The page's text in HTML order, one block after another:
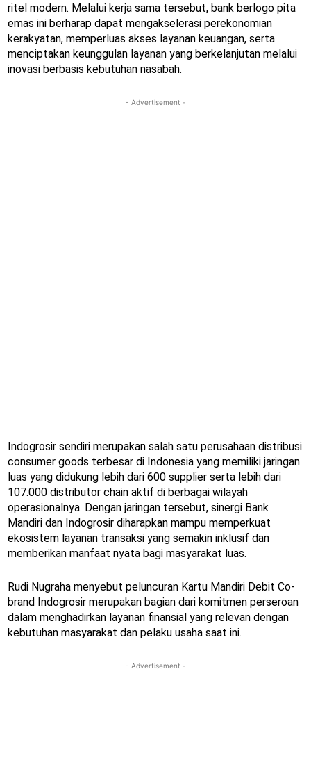
ritel modern. Melalui kerja sama tersebut, bank berlogo pita
emas ini berharap dapat mengakselerasi perekonomian
kerakyatan, memperluas akses layanan keuangan, serta
menciptakan keunggulan layanan yang berkelanjutan melalui
inovasi berbasis kebutuhan nasabah.
- Advertisement -
Indogrosir sendiri merupakan salah satu perusahaan distribusi
consumer goods terbesar di Indonesia yang memiliki jaringan
luas yang didukung lebih dari 600 supplier serta lebih dari
107.000 distributor chain aktif di berbagai wilayah
operasionalnya. Dengan jaringan tersebut, sinergi Bank
Mandiri dan Indogrosir diharapkan mampu memperkuat
ekosistem layanan transaksi yang semakin inklusif dan
memberikan manfaat nyata bagi masyarakat luas.
Rudi Nugraha menyebut peluncuran Kartu Mandiri Debit Co-
brand Indogrosir merupakan bagian dari komitmen perseroan
dalam menghadirkan layanan finansial yang relevan dengan
kebutuhan masyarakat dan pelaku usaha saat ini.
- Advertisement -